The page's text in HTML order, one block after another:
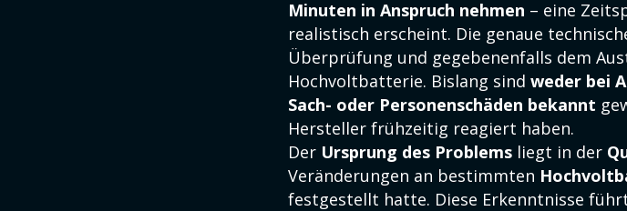
Minuten in Anspruch nehmen – eine
realistisch erscheint. Die genaue
Überprüfung und gegebenenfalls dem
Hochvoltbatterie. Bislang sind weder bei
Sach- oder Personenschäden bekannt
Hersteller frühzeitig reagiert haben.
Der Ursprung des Problems liegt in der
Veränderungen an bestimmten
festgestellt hatte. Diese Erkenntnisse